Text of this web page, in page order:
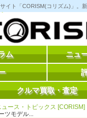
イト「CORISM(コリズム)」。
ム ニュ
クルマ買取・査定
ュース・トピックス [CORISM]
ツモデル...